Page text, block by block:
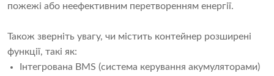
пожежі або неефективним перетворенням енергії.
Також зверніть увагу, чи містить контейнер розширені
функції, такі як:
Інтегрована BMS (система керування акумуляторами)